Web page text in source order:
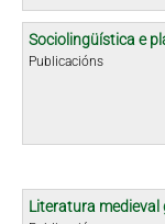
Sociolingüística e
Publicacións
Literatura